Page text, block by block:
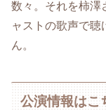
数々。それを柿澤
ャストの歌声で聴
ん。
公演情報はこ